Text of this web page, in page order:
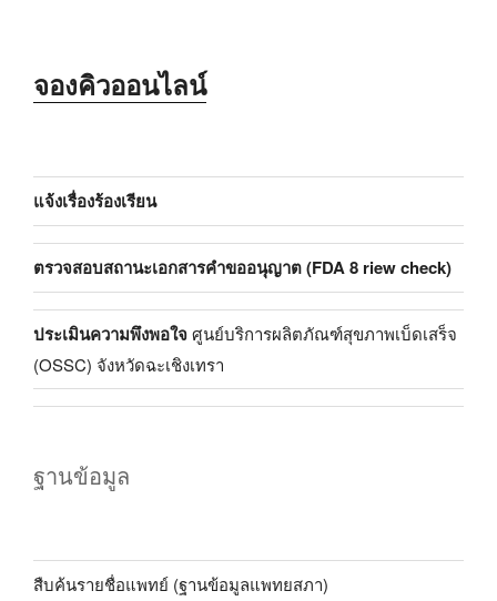
จองคิวออนไลน์
แจ้งเรื่องร้องเรียน
ตรวจสอบสถานะเอกสารคำขออนุญาต (FDA 8 riew check)
ประเมินความพึงพอใจศูนย์บริการผลิตภัณฑ์สุขภาพเบ็ดเสร็จ
(OSSC) จังหวัดฉะเชิงเทรา
ฐานข้อมูล
สืบค้นรายชื่อแพทย์ (ฐานข้อมูลแพทยสภา)